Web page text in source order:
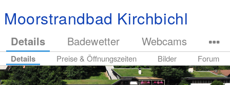
Moorstrandbad Kirchbichl
Details Badewetter Webcams
Details Preise & Öffnungszeiten Bilder Forum